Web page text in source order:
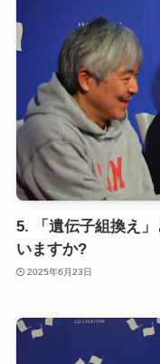
5. 「遺伝子組換え
いますか?
2025年6月23日